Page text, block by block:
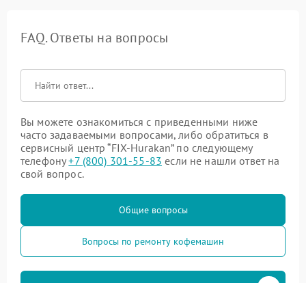
FAQ. Ответы на вопросы
Вы можете ознакомиться с приведенными ниже
часто задаваемыми вопросами, либо обратиться в
сервисный центр “FIX-Hurakan” по следующему
телефону+7 (800) 301-55-83 если не нашли ответ на
свой вопрос.
Общие вопросы
Вопросы по ремонту кофемашин